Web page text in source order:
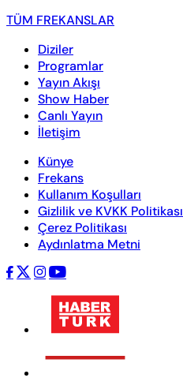
TÜM FREKANSLAR
Diziler
Programlar
Yayın Akışı
Show Haber
Canlı Yayın
İletişim
Künye
Frekans
Kullanım Koşulları
Gizlilik ve KVKK Politikası
Çerez Politikası
Aydınlatma Metni